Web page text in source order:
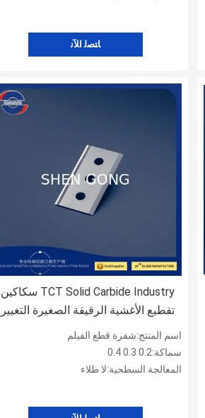
ﺎﺘﺼﻟ ﺍﻶﻧ
TCT Solid Carbide Industry سكاكين
تقطيع الأغشية الرقيقة الصغيرة التغيير
السريع
اسم المنتج:شفرة قطع الفيلم
سماكة:0.2 0.3 0.4
المعالجة السطحية:لا طلاء